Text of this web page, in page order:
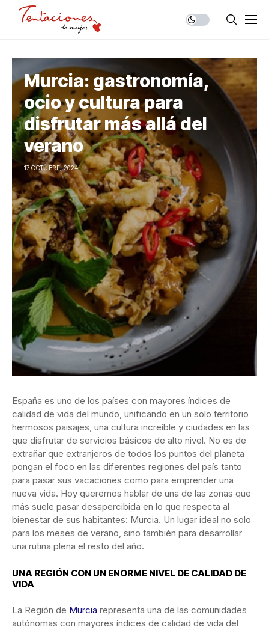
Murcia: gastronomía,
ocio y cultura para
disfrutar más allá del
verano
17 OCTUBRE, 2024
España es uno de los países con mayores índices de
calidad de vida del mundo, unificando en un solo territorio
hermosos paisajes, una cultura increíble y ciudades en las
que disfrutar de servicios básicos de alto nivel. No es de
extrañar que extranjeros de todos los puntos del planeta
pongan el foco en las diferentes regiones del país tanto
para pasar sus vacaciones como para emprender una
nueva vida. Hoy queremos hablar de una de las zonas que
más suele pasar desapercibida en lo que respecta al
bienestar de sus habitantes: Murcia. Un lugar ideal no solo
para los meses de verano, sino también para desarrollar
una rutina plena el resto del año.
UNA REGIÓN CON UN ENORME NIVEL DE CALIDAD DE
VIDA
La Región de Murcia representa una de las comunidades
autónomas con mayores índices de calidad de vida del